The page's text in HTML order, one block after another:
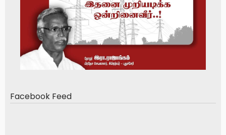
Facebook Feed